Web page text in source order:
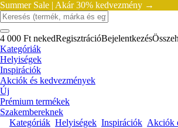
Summer Sale | Akár 30% kedvezmény →
4 000 Ft nekedRegisztrációBejelentkezés
Kategóriák
Helyiségek
Inspirációk
Akciók és kedvezmények
Új
Prémium termékek
Szakembereknek
Kategóriák Helyiségek Inspirációk Akciók